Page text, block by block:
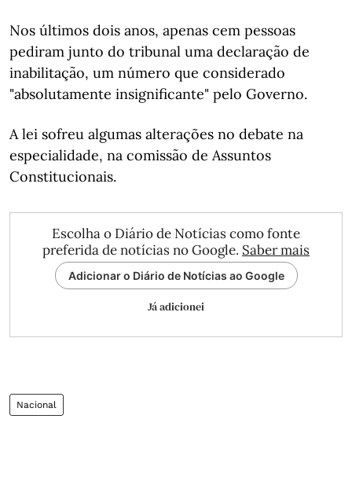
Nos últimos dois anos, apenas cem pessoas
pediram junto do tribunal uma declaração de
inabilitação, um número que considerado
"absolutamente insignificante" pelo Governo.
A lei sofreu algumas alterações no debate na
especialidade, na comissão de Assuntos
Constitucionais.
Escolha o Diário de Notícias como fonte
preferida de notícias no Google. Saber mais
Adicionar o Diário de Notícias ao Google
Já adicionei
Nacional